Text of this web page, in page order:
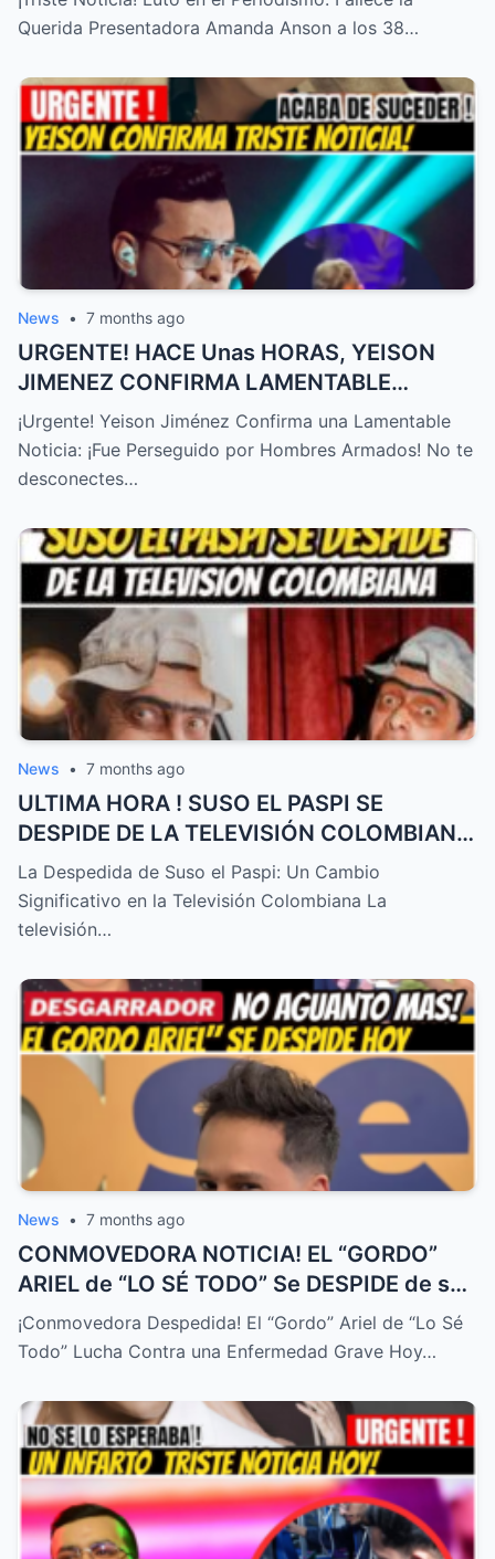
Querida Presentadora Amanda Anson a los 38…
News • 7 months ago
URGENTE! HACE Unas HORAS, YEISON
JIMENEZ CONFIRMA LAMENTABLE
NOTICIA, NO LO ESPERABA,TRISTE
NOTICIA! – HTT
¡Urgente! Yeison Jiménez Confirma una Lamentable
Noticia: ¡Fue Perseguido por Hombres Armados! No te
desconectes…
News • 7 months ago
ULTIMA HORA ! SUSO EL PASPI SE
DESPIDE DE LA TELEVISIÓN COLOMBIANA
! TRISTE NOTICIA HOY – HTT
La Despedida de Suso el Paspi: Un Cambio
Significativo en la Televisión Colombiana La
televisión…
News • 7 months ago
CONMOVEDORA NOTICIA! EL “GORDO”
ARIEL de “LO SÉ TODO” Se DESPIDE de su
FAMILIA HOY! DURA ENFERMEDAD! – HTT
¡Conmovedora Despedida! El “Gordo” Ariel de “Lo Sé
Todo” Lucha Contra una Enfermedad Grave Hoy…